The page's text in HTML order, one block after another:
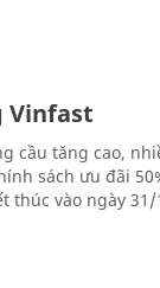
Vinfast
cầu tăng cao,
sách ưu đãi
thúc vào ngày 31/